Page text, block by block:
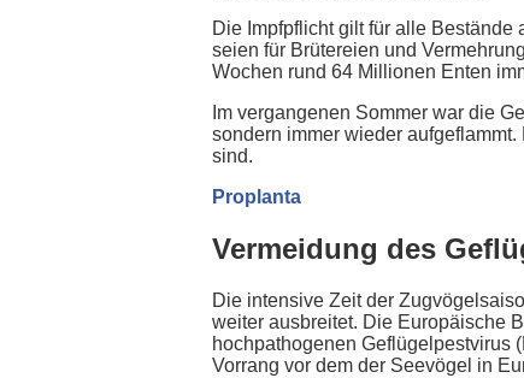
Die Impfpflicht gilt für alle
seien für Brütereien und
Wochen rund 64 Millionen Enten
Im vergangenen Sommer war die
sondern immer wieder
sind.
Proplanta
Vermeidung des
Die intensive Zeit der
weiter ausbreitet. Die Europäische
hochpathogenen Geflügelpestvirus
Vorrang vor dem der Seevögel in